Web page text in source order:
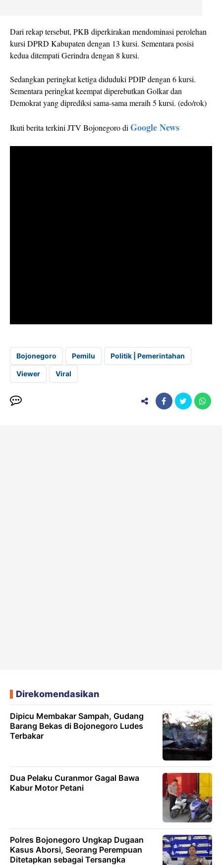
Dari rekap tersebut, PKB diperkirakan mendominasi perolehan
kursi DPRD Kabupaten dengan 13 kursi. Sementara posisi
kedua ditempati Gerindra dengan 8 kursi.
Sedangkan peringkat ketiga diduduki PDIP dengan 6 kursi.
Sementara peringkat keempat diperebutkan Golkar dan
Demokrat yang diprediksi sama-sama meraih 5 kursi. (edo/rok)
Ikuti berita terkini JTV Bojonegoro di Google News
Bojonegoro Pemilu Politik | Pemerintahan
Viewer Viral
Direkomendasikan
Dipicu Membakar Sampah, Gudang
Barang Bekas di Bojonegoro Ludes
Terbakar
Dua Pelaku Curanmor Gagal Bawa
Kabur Motor Petani
Polres Bojonegoro Ungkap Dugaan
Kasus Aborsi, Seorang Perempuan
Ditetapkan sebagai Tersangka